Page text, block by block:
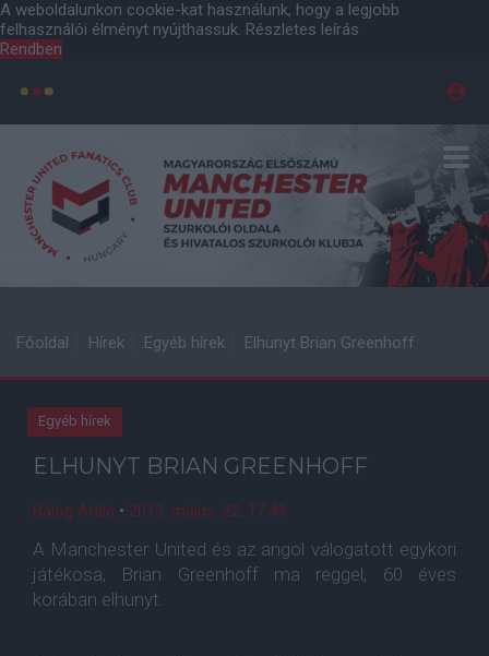
A weboldalunkon cookie-kat használunk, hogy a legjobb
felhasználói élményt nyújthassuk. Részletes leírás
Rendben
Főoldal Hírek Egyéb hírek Elhunyt Brian Greenhoff
Egyéb hírek
ELHUNYT BRIAN GREENHOFF
Balog Attila • 2013. május. 22. 17:49
A Manchester United és az angol válogatott egykori
játékosa, Brian Greenhoff ma reggel, 60 éves
korában elhunyt.